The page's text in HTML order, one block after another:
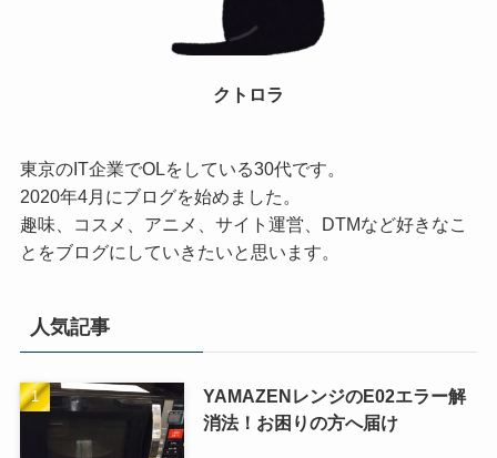
クトロラ
東京のIT企業でOLをしている30代です。
2020年4月にブログを始めました。
趣味、コスメ、アニメ、サイト運営、DTMなど好きなこ
とをブログにしていきたいと思います。
人気記事
YAMAZENレンジのE02エラー解
消法！お困りの方へ届け